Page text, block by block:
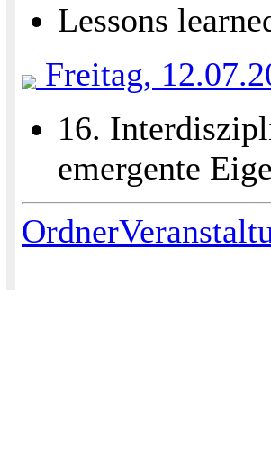
Lessons
Freitag,
16.
emergente